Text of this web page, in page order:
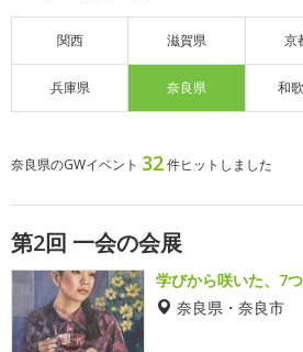
関西 滋賀県 京
兵庫県 奈良県 和
奈良県のGWイベント 32件ヒットしました
第2回 一会の会展
学びから咲いた、7
奈良県・奈良市